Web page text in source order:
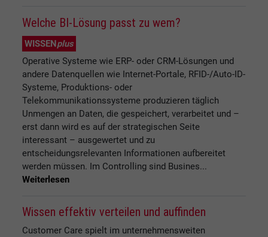
Welche BI-Lösung passt zu wem?
WISSENplus
Operative Systeme wie ERP- oder CRM-Lösungen und
andere Datenquellen wie Internet-Portale, RFID-/Auto-ID-
Systeme, Produktions- oder
Telekommunikationssysteme produzieren täglich
Unmengen an Daten, die gespeichert, verarbeitet und –
erst dann wird es auf der strategischen Seite
interessant – ausgewertet und zu
entscheidungsrelevanten Informationen aufbereitet
werden müssen. Im Controlling sind Busines...
Weiterlesen
Wissen effektiv verteilen und auffinden
Customer Care spielt im unternehmensweiten